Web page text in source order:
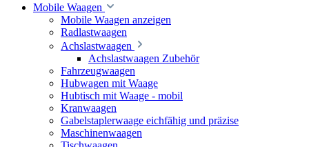
Mobile Waagen
Mobile Waagen anzeigen
Radlastwaagen
Achslastwaagen
Achslastwaagen Zubehör
Fahrzeugwaagen
Hubwagen mit Waage
Hubtisch mit Waage - mobil
Kranwaagen
Gabelstaplerwaage eichfähig und präzise
Maschinenwaagen